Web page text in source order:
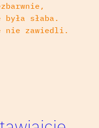
słaba.
nie zawiedli.